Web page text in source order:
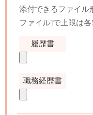
添付できるファイル
ファイル]で上限は各
履歴書
職務経歴書